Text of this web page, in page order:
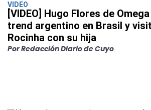
VIDEO
[VIDEO] Hugo Flores de
trend argentino en Brasil y
Rocinha con su hija
Por Redacción Diario de Cuyo